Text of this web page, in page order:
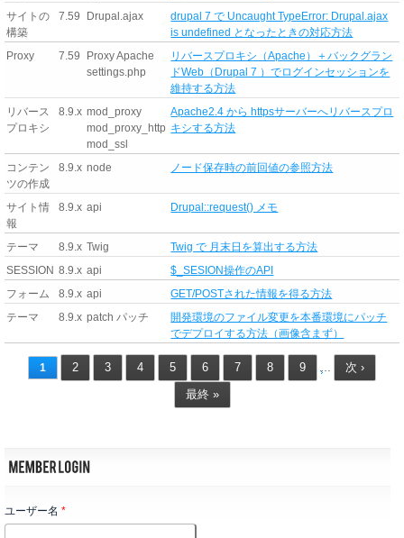
サイトの
構築
7.59 Drupal.ajax
drupal 7 で Uncaught TypeError: Drupal.ajax
is undefined となったときの対応方法
Proxy
7.59
Proxy Apache
settings.php
リバースプロキシ（Apache）＋バックグラン
ドWeb（Drupal 7 ）でログインセッションを
維持する方法
リバース
プロキシ
8.9.x mod_proxy
mod_proxy_http
mod_ssl
Apache2.4 から httpsサーバーへリバースプロ
キシする方法
コンテン
ツの作成
8.9.x node ノード保存時の前回値の参照方法
サイト情
報
8.9.x api Drupal::request() メモ
テーマ 8.9.x Twig
Twig で 月末日を算出する方法
SESSION 8.9.x api
$_SESION操作のAPI
フォーム
8.9.x api
GET/POSTされた情報を得る方法
テーマ
8.9.x patch パッチ
開発環境のファイル変更を本番環境にパッチ
でデプロイする方法（画像含まず）
1 2 3 4 5 6 7 8 9 …
次 ›
最終 »
ユーザー名 *